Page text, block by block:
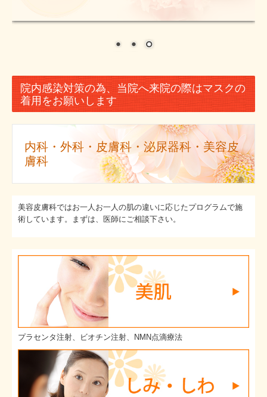
エイジングケア
脂肪燃焼・ダイエット外来
疲労回復・デトックス
ピアス装備（自費診療）
男性外来（自費診療）
院内感染対策の為、当院へ来院の際はマスクの
着用をお願いします
内科・外科・皮膚科・泌尿器科・美容皮
膚科
美容皮膚科ではお一人お一人の肌の違いに応じたプログラムで施
術しています。まずは、医師にご相談下さい。
プラセンタ注射、ビオチン注射、NMN点滴療法